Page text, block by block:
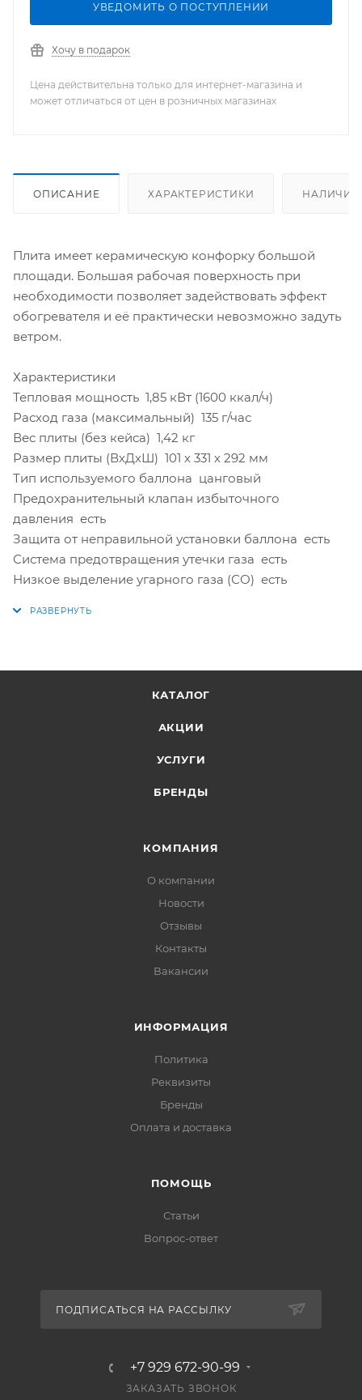
УВЕДОМИТЬ О ПОСТУПЛЕНИИ
Хочу в подарок
Цена действительна только для интернет-магазина и
может отличаться от цен в розничных магазинах
ОПИСАНИЕ ХАРАКТЕРИСТИКИ НАЛИЧИЕ
Плита имеет керамическую конфорку большой
площади. Большая рабочая поверхность при
необходимости позволяет задействовать эффект
обогревателя и её практически невозможно задуть
ветром.
Характеристики
Тепловая мощность 1,85 кВт (1600 ккал/ч)
Расход газа (максимальный) 135 г/час
Вес плиты (без кейса) 1,42 кг
Размер плиты (ВхДхШ) 101 х 331 х 292 мм
Тип используемого баллона цанговый
Предохранительный клапан избыточного
давления есть
Защита от неправильной установки баллона есть
Система предотвращения утечки газа есть
Низкое выделение угарного газа (СО) есть
КАТАЛОГ
АКЦИИ
УСЛУГИ
БРЕНДЫ
КОМПАНИЯ
О компании
Новости
Отзывы
Контакты
Вакансии
ИНФОРМАЦИЯ
Политика
Реквизиты
Бренды
Оплата и доставка
ПОМОЩЬ
Статьи
Вопрос-ответ
ПОДПИСАТЬСЯ НА РАССЫЛКУ
+7 929 672-90-99
ЗАКАЗАТЬ ЗВОНОК